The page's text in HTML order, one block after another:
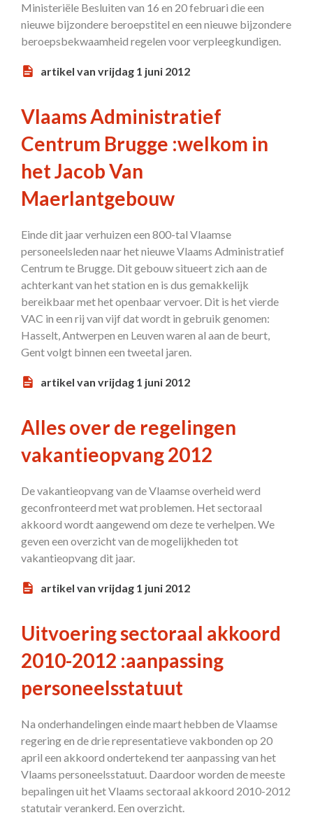
Ministeriële Besluiten van 16 en 20 februari die een
nieuwe bijzondere beroepstitel en een nieuwe bijzondere
beroepsbekwaamheid regelen voor verpleegkundigen.
artikel van vrijdag 1 juni 2012
Vlaams Administratief
Centrum Brugge :welkom in
het Jacob Van
Maerlantgebouw
Einde dit jaar verhuizen een 800-tal Vlaamse
personeelsleden naar het nieuwe Vlaams Administratief
Centrum te Brugge. Dit gebouw situeert zich aan de
achterkant van het station en is dus gemakkelijk
bereikbaar met het openbaar vervoer. Dit is het vierde
VAC in een rij van vijf dat wordt in gebruik genomen:
Hasselt, Antwerpen en Leuven waren al aan de beurt,
Gent volgt binnen een tweetal jaren.
artikel van vrijdag 1 juni 2012
Alles over de regelingen
vakantieopvang 2012
De vakantieopvang van de Vlaamse overheid werd
geconfronteerd met wat problemen. Het sectoraal
akkoord wordt aangewend om deze te verhelpen. We
geven een overzicht van de mogelijkheden tot
vakantieopvang dit jaar.
artikel van vrijdag 1 juni 2012
Uitvoering sectoraal akkoord
2010-2012 :aanpassing
personeelsstatuut
Na onderhandelingen einde maart hebben de Vlaamse
regering en de drie representatieve vakbonden op 20
april een akkoord ondertekend ter aanpassing van het
Vlaams personeelsstatuut. Daardoor worden de meeste
bepalingen uit het Vlaams sectoraal akkoord 2010-2012
statutair verankerd. Een overzicht.